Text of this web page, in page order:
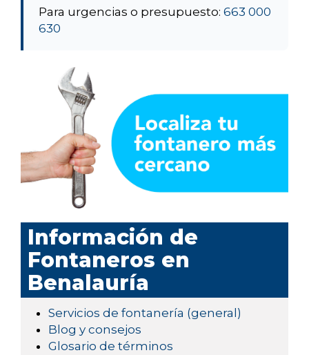
Para urgencias o presupuesto: 663 000
630
Información de
Fontaneros en
Benalauría
Servicios de fontanería (general)
Blog y consejos
Glosario de términos